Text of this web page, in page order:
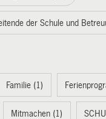
der Schule und
Familie (1)
Mitmachen (1)